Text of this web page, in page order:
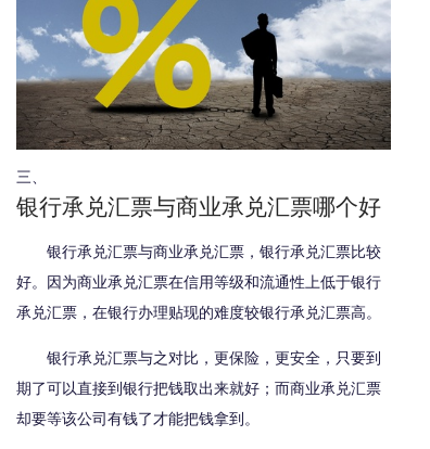
三、
银行承兑汇票与商业承兑汇票哪个好
银行承兑汇票与商业承兑汇票，银行承兑汇票比较
好。因为商业承兑汇票在信用等级和流通性上低于银行
承兑汇票，在银行办理贴现的难度较银行承兑汇票高。
银行承兑汇票与之对比，更保险，更安全，只要到
期了可以直接到银行把钱取出来就好；而商业承兑汇票
却要等该公司有钱了才能把钱拿到。